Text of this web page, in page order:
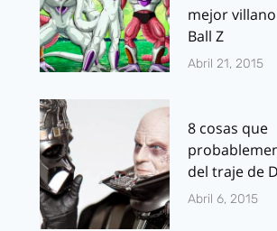
mejor
Ball Z
Abril 21, 2015
8 cosas que
del traje de
Abril 6, 2015